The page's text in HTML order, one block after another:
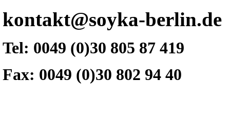
kontakt@soyka-berlin.de
Tel: 0049 (0)30 805 87 419
Fax: 0049 (0)30 802 94 40